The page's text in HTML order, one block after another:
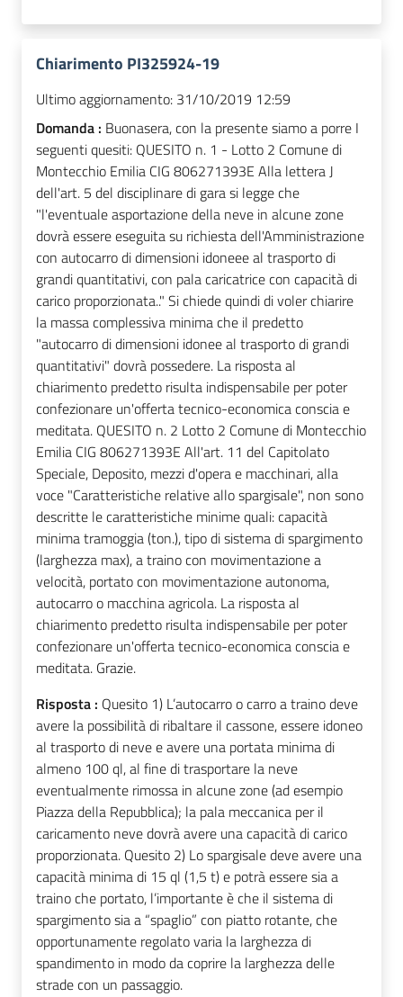
Chiarimento PI325924-19
Ultimo aggiornamento: 31/10/2019 12:59
Domanda : Buonasera, con la presente siamo a porre I
seguenti quesiti: QUESITO n. 1 - Lotto 2 Comune di
Montecchio Emilia CIG 806271393E Alla lettera J
dell'art. 5 del disciplinare di gara si legge che
"l'eventuale asportazione della neve in alcune zone
dovrà essere eseguita su richiesta dell'Amministrazione
con autocarro di dimensioni idoneee al trasporto di
grandi quantitativi, con pala caricatrice con capacità di
carico proporzionata.." Si chiede quindi di voler chiarire
la massa complessiva minima che il predetto
"autocarro di dimensioni idonee al trasporto di grandi
quantitativi" dovrà possedere. La risposta al
chiarimento predetto risulta indispensabile per poter
confezionare un'offerta tecnico-economica conscia e
meditata. QUESITO n. 2 Lotto 2 Comune di Montecchio
Emilia CIG 806271393E All'art. 11 del Capitolato
Speciale, Deposito, mezzi d'opera e macchinari, alla
voce "Caratteristiche relative allo spargisale", non sono
descritte le caratteristiche minime quali: capacità
minima tramoggia (ton.), tipo di sistema di spargimento
(larghezza max), a traino con movimentazione a
velocità, portato con movimentazione autonoma,
autocarro o macchina agricola. La risposta al
chiarimento predetto risulta indispensabile per poter
confezionare un'offerta tecnico-economica conscia e
meditata. Grazie.
Risposta : Quesito 1) L’autocarro o carro a traino deve
avere la possibilità di ribaltare il cassone, essere idoneo
al trasporto di neve e avere una portata minima di
almeno 100 ql, al fine di trasportare la neve
eventualmente rimossa in alcune zone (ad esempio
Piazza della Repubblica); la pala meccanica per il
caricamento neve dovrà avere una capacità di carico
proporzionata. Quesito 2) Lo spargisale deve avere una
capacità minima di 15 ql (1,5 t) e potrà essere sia a
traino che portato, l’importante è che il sistema di
spargimento sia a “spaglio” con piatto rotante, che
opportunamente regolato varia la larghezza di
spandimento in modo da coprire la larghezza delle
strade con un passaggio.